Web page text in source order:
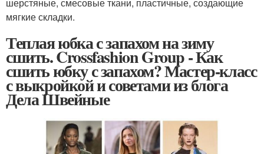
шерстяные, смесовые ткани, пластичные, создающие
мягкие складки.
Теплая юбка с запахом на зиму
сшить. Crossfashion Group - Как
сшить юбку с запахом? Мастер-класс
с выкройкой и советами из блога
Дела Швейные